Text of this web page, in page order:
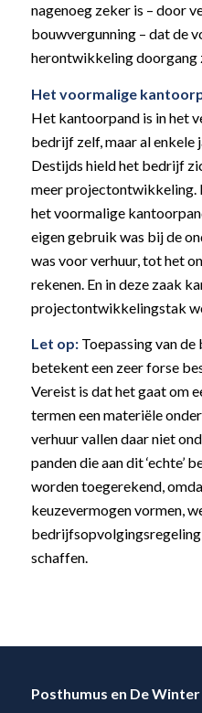
nagenoeg zeker is – door
bouwvergunning – dat de
herontwikkeling doorgang
Het voormalige
Het kantoorpand is in het
bedrijf zelf, maar al enkele
Destijds hield het bedrijf
meer projectontwikkeling.
het voormalige
eigen gebruik was bij de
was voor verhuur, tot het
rekenen. En in deze zaak
projectontwikkelingstak
Let op:Toepassing van
betekent een zeer forse
Vereist is dat het gaat om
termen een materiële
verhuur vallen daar niet
panden die aan dit ‘echte’
worden toegerekend,
keuzevermogen vormen,
schaffen.
Posthumus en De Winter